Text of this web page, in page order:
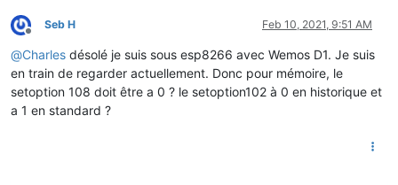
Offline
Seb H Feb 10, 2021, 9:51 AM
@Charles désolé je suis sous esp8266 avec Wemos D1. Je suis
en train de regarder actuellement. Donc pour mémoire, le
setoption 108 doit être a 0 ? le setoption102 à 0 en historique et
a 1 en standard ?